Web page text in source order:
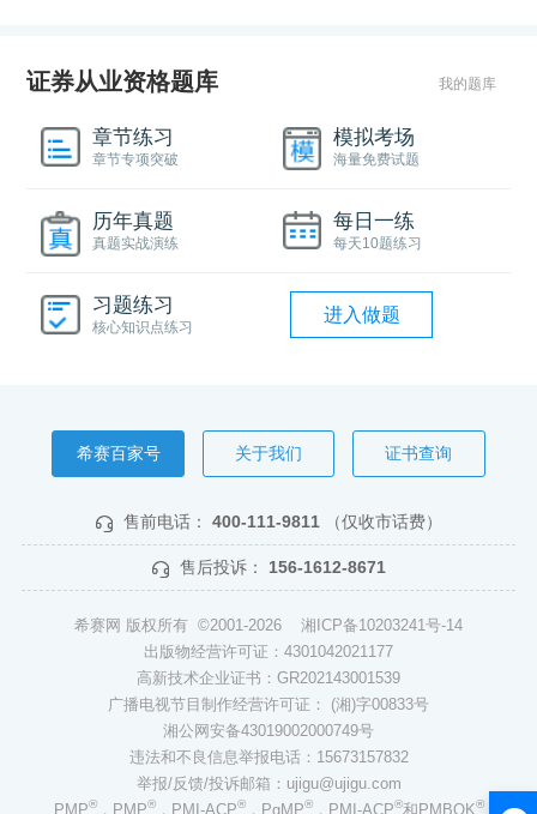
证券从业资格题库 我的题库
章节练习
章节专项突破
模拟考场
海量免费试题
历年真题
真题实战演练
每日一练
每天10题练习
习题练习
核心知识点练习
进入做题
希赛百家号 关于我们 证书查询
售前电话： 400-111-9811 （仅收市话费）
售后投诉： 156-1612-8671
希赛网 版权所有 ©2001-2026 湘ICP备10203241号-14
出版物经营许可证：4301042021177
高新技术企业证书：GR202143001539
广播电视节目制作经营许可证： (湘)字00833号
湘公网安备43019002000749号
违法和不良信息举报电话：15673157832
举报/反馈/投诉邮箱：ujigu@ujigu.com
PMP®，PMP®，PMI-ACP®，PgMP®，PMI-ACP®和PMBOK®